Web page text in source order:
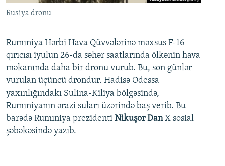
Rusiya dronu
Rumıniya Hərbi Hava Qüvvələrinə məxsus F-16
qırıcısı iyulun 26-da səhər saatlarında ölkənin hava
məkanında daha bir dronu vurub. Bu, son günlər
vurulan üçüncü drondur. Hadisə Odessa
yaxınlığındakı Sulina-Kiliya bölgəsində,
Rumıniyanın ərazi suları üzərində baş verib. Bu
barədə Rumıniya prezidenti Nikuşor DanX sosial
şəbəkəsində yazıb.